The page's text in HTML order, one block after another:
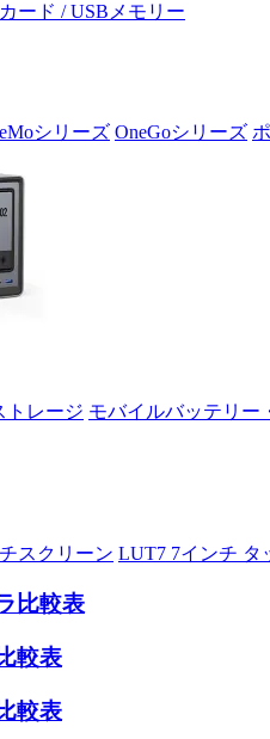
ード / USBメモリー
シリーズ OneGoシリーズ
トレージ モバイルバッテリー
スクリーン LUT7 7インチ タ
比較表
較表
較表